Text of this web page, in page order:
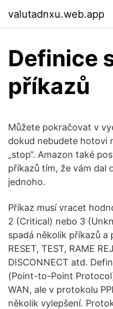
valutadnxu.web.app
Definice
příkazů
Můžete pokračovat v
dokud nebudete hotovi
„stop“. Amazon také
příkazů tím, že vám dal
jednoho.
Příkaz musí vracet
2 (Critical) nebo 3
spadá několik příkazů a
RESET, TEST, RAME
DISCONNECT atd.
(Point-to-Point
WAN, ale v protokolu
několik vylepšení.